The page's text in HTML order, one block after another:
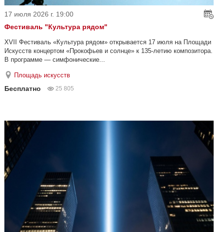
17 июля 2026 г. 19:00
Фестиваль "Культура рядом"
XVII Фестиваль «Культура рядом» открывается 17 июля на Площади
Искусств концертом «Прокофьев и солнце» к 135-летию композитора.
В программе — симфонические...
Площадь искусств
Бесплатно 25 805